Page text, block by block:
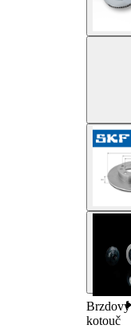
Brzdový
kotouč